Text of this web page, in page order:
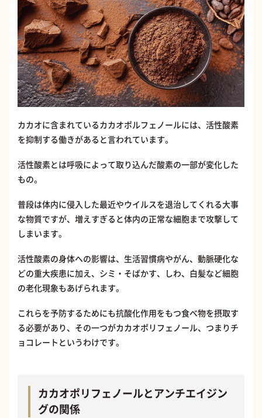
カカオに含まれているカカオポルフェノールには、活性酸素
を抑制する働きがあると言われています。
活性酸素とは呼吸によって取り込んだ酸素の一部が変化した
もの。
普段は体内に侵入した最近やウイルスを退治してくれる大事
な物質ですが、増えすぎると体内の正常な細胞まで攻撃して
しまいます。
活性酸素の身体への影響は、生活習慣病やがん、動脈硬化な
どの重大疾患に加え、シミ・そばかす、しわ、白髪など細胞
の老化現象もあげられます。
これらを予防するためにも抗酸化作用をもつ食べ物を摂取す
る必要があり、その一つがカカオポリフェノール、つまりチ
ョコレートというわけです。
カカオポリフェノールとアンチエイジン
グの関係